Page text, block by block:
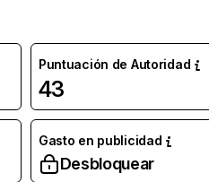
Puntuación de Autoridad
43
Gasto en publicidad
Desbloquear